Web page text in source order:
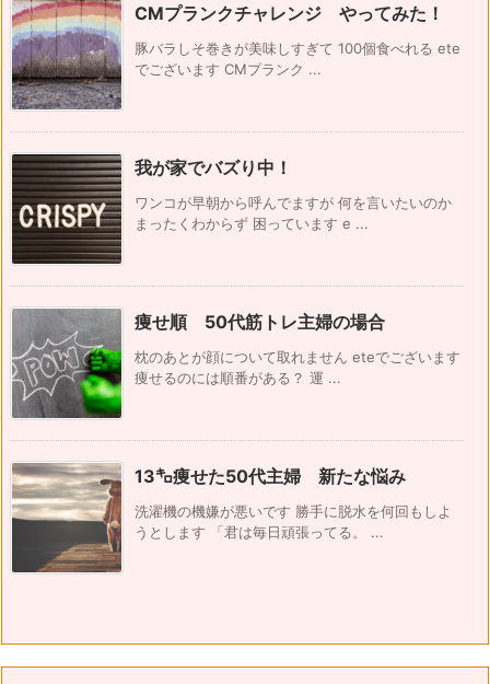
CMプランクチャレンジ やってみた！
豚バラしそ巻きが美味しすぎて 100個食べれる ete
でございます CMプランク ...
我が家でバズり中！
ワンコが早朝から呼んでますが 何を言いたいのか
まったくわからず 困っています e ...
痩せ順 50代筋トレ主婦の場合
枕のあとが顔について取れません eteでございます
痩せるのには順番がある？ 運 ...
13㌔痩せた50代主婦 新たな悩み
洗濯機の機嫌が悪いです 勝手に脱水を何回もしよ
うとします 「君は毎日頑張ってる。 ...